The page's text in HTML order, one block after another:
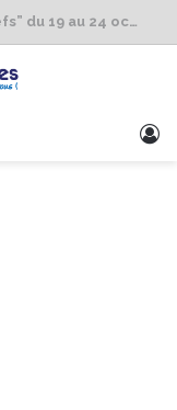
1er Édition de “La Semaine des Chefs” du 19 au 24 octobre 2026